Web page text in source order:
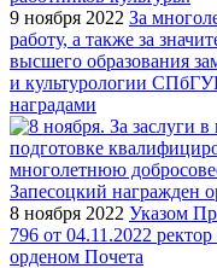
9 ноября 2022 За
работу, а также за
высшего образования
и культурологии
наградами
8 ноября 2022 Указом
796 от 04.11.2022
орденом Почета